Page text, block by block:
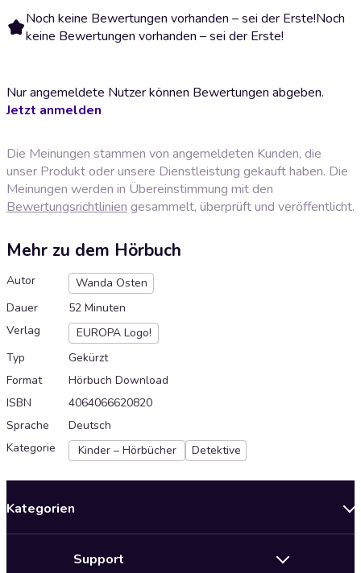
Noch keine Bewertungen vorhanden – sei der Erste!Noch
keine Bewertungen vorhanden – sei der Erste!
Nur angemeldete Nutzer können Bewertungen abgeben.
Jetzt anmelden
Die Meinungen stammen von angemeldeten Kunden, die
unser Produkt oder unsere Dienstleistung gekauft haben. Die
Meinungen werden in Übereinstimmung mit den
Bewertungsrichtlinien gesammelt, überprüft und veröffentlicht.
Mehr zu dem Hörbuch
Autor
Wanda Osten
Dauer
52 Minuten
Verlag
EUROPA Logo!
Typ
Gekürzt
Format
Hörbuch Download
ISBN
4064066620820
Sprache
Deutsch
Kategorie
Kinder – Hörbücher Detektive
Kategorien
Support